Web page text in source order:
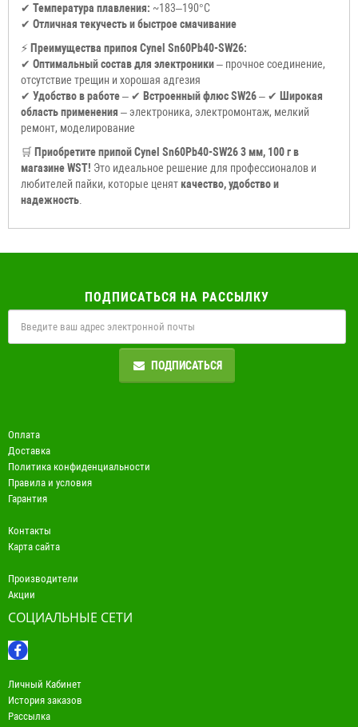
✔ Температура плавления: ~183–190°C
✔ Отличная текучесть и быстрое смачивание
⚡ Преимущества припоя Cynel Sn60Pb40-SW26:
✔ Оптимальный состав для электроники– прочное соединение,
отсутствие трещин и хорошая адгезия
✔ Удобство в работе– ✔ Встроенный флюс SW26– ✔ Широкая
область применения – электроника, электромонтаж, мелкий
ремонт, моделирование
🛒 Приобретите припой Cynel Sn60Pb40-SW26 3 мм, 100 г в
магазине WST! Это идеальное решение для профессионалов и
любителей пайки, которые ценяткачество, удобство и
надежность
ПОДПИСАТЬСЯ НА РАССЫЛКУ
ПОДПИСАТЬСЯ
Оплата
Доставка
Политика конфиденциальности
Правила и условия
Гарантия
Контакты
Карта сайта
Производители
Акции
СОЦИАЛЬНЫЕ СЕТИ
Личный Кабинет
История заказов
Рассылка